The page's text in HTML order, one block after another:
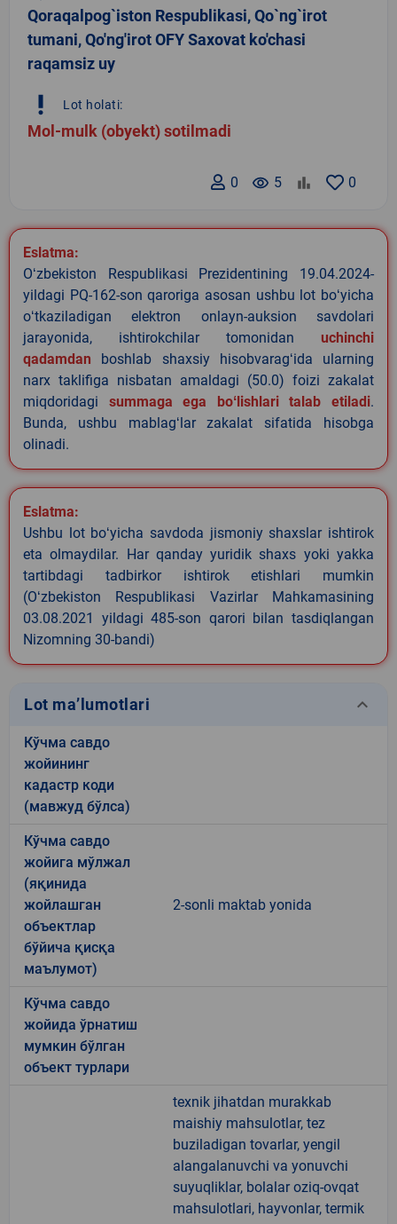
Qoraqalpog`iston Respublikasi, Qo`ng`irot
tumani, Qo'ng'irot OFY Saxovat ko'chasi
raqamsiz uy
priority_high Lot holati:
Mol-mulk (obyekt) sotilmadi
0
remove_red_eye 5
0
Eslatma:
Oʻzbekiston Respublikasi Prezidentining 19.04.2024-
yildagi PQ-162-son qaroriga asosan ushbu lot boʻyicha
oʻtkaziladigan elektron onlayn-auksion savdolari
jarayonida, ishtirokchilar tomonidan uchinchi
qadamdan boshlab shaxsiy hisobvaragʻida ularning
narx taklifiga nisbatan amaldagi (50.0) foizi zakalat
miqdoridagi summaga ega boʻlishlari talab etiladi.
Bunda, ushbu mablagʻlar zakalat sifatida hisobga
olinadi.
Eslatma:
Ushbu lot boʻyicha savdoda jismoniy shaxslar ishtirok
eta olmaydilar. Har qanday yuridik shaxs yoki yakka
tartibdagi tadbirkor ishtirok etishlari mumkin
(Oʻzbekiston Respublikasi Vazirlar Mahkamasining
03.08.2021 yildagi 485-son qarori bilan tasdiqlangan
Nizomning 30-bandi)
Lot ma’lumotlari keyboard_arrow_down
Кўчма савдо
жойининг
кадастр коди
(мавжуд бўлса)
Кўчма савдо
жойига мўлжал
(яқинида
жойлашган
объектлар
бўйича қисқа
маълумот)
2-sonli maktab yonida
Кўчма савдо
жойида ўрнатиш
мумкин бўлган
объект турлари
texnik jihatdan murakkab
maishiy mahsulotlar, tez
buziladigan tovarlar, yengil
alangalanuvchi va yonuvchi
suyuqliklar, bolalar oziq-ovqat
mahsulotlari, hayvonlar, termik